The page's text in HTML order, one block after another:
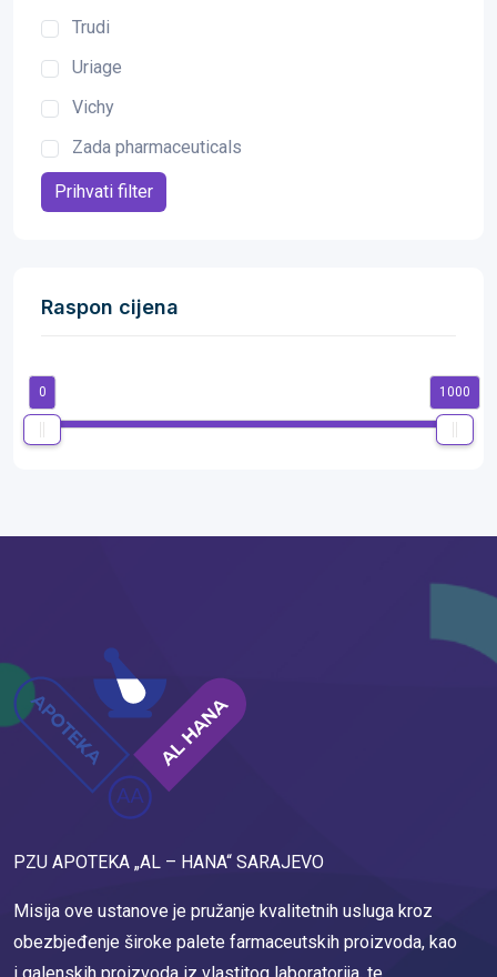
Trudi
Uriage
Vichy
Zada pharmaceuticals
Prihvati filter
Raspon cijena
0 1000
PZU APOTEKA „AL – HANA“ SARAJEVO
Misija ove ustanove je pružanje kvalitetnih usluga kroz
obezbjeđenje široke palete farmaceutskih proizvoda, kao